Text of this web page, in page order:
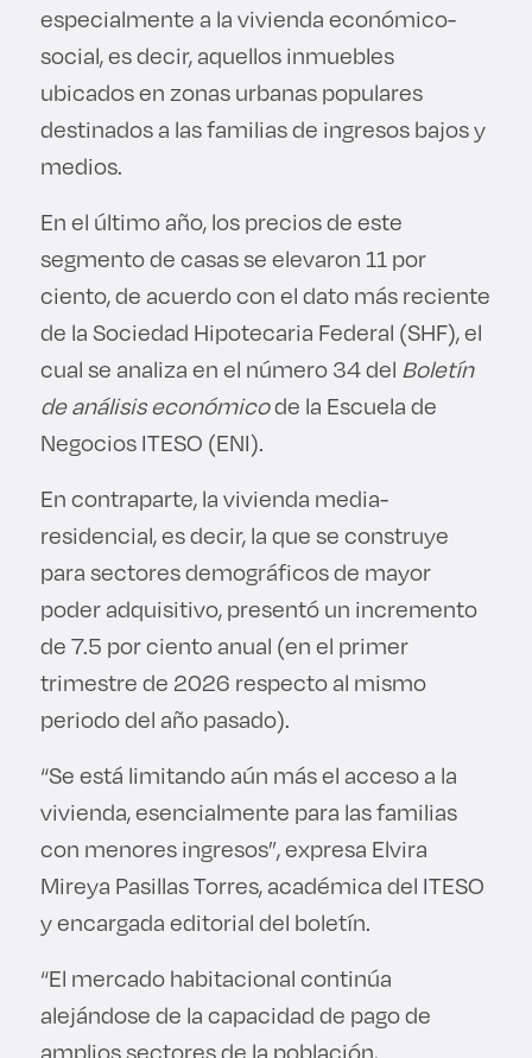
especialmente a la vivienda económico-
social, es decir, aquellos inmuebles
ubicados en zonas urbanas populares
destinados a las familias de ingresos bajos y
medios.
En el último año, los precios de este
segmento de casas se elevaron 11 por
ciento, de acuerdo con el dato más reciente
de la Sociedad Hipotecaria Federal (SHF), el
cual se analiza en el número 34 del Boletín
de análisis económicode la Escuela de
Negocios ITESO (ENI).
En contraparte, la vivienda media-
residencial, es decir, la que se construye
para sectores demográficos de mayor
poder adquisitivo, presentó un incremento
de 7.5 por ciento anual (en el primer
trimestre de 2026 respecto al mismo
periodo del año pasado).
“Se está limitando aún más el acceso a la
vivienda, esencialmente para las familias
con menores ingresos”, expresa Elvira
Mireya Pasillas Torres, académica del ITESO
y encargada editorial del boletín.
“El mercado habitacional continúa
alejándose de la capacidad de pago de